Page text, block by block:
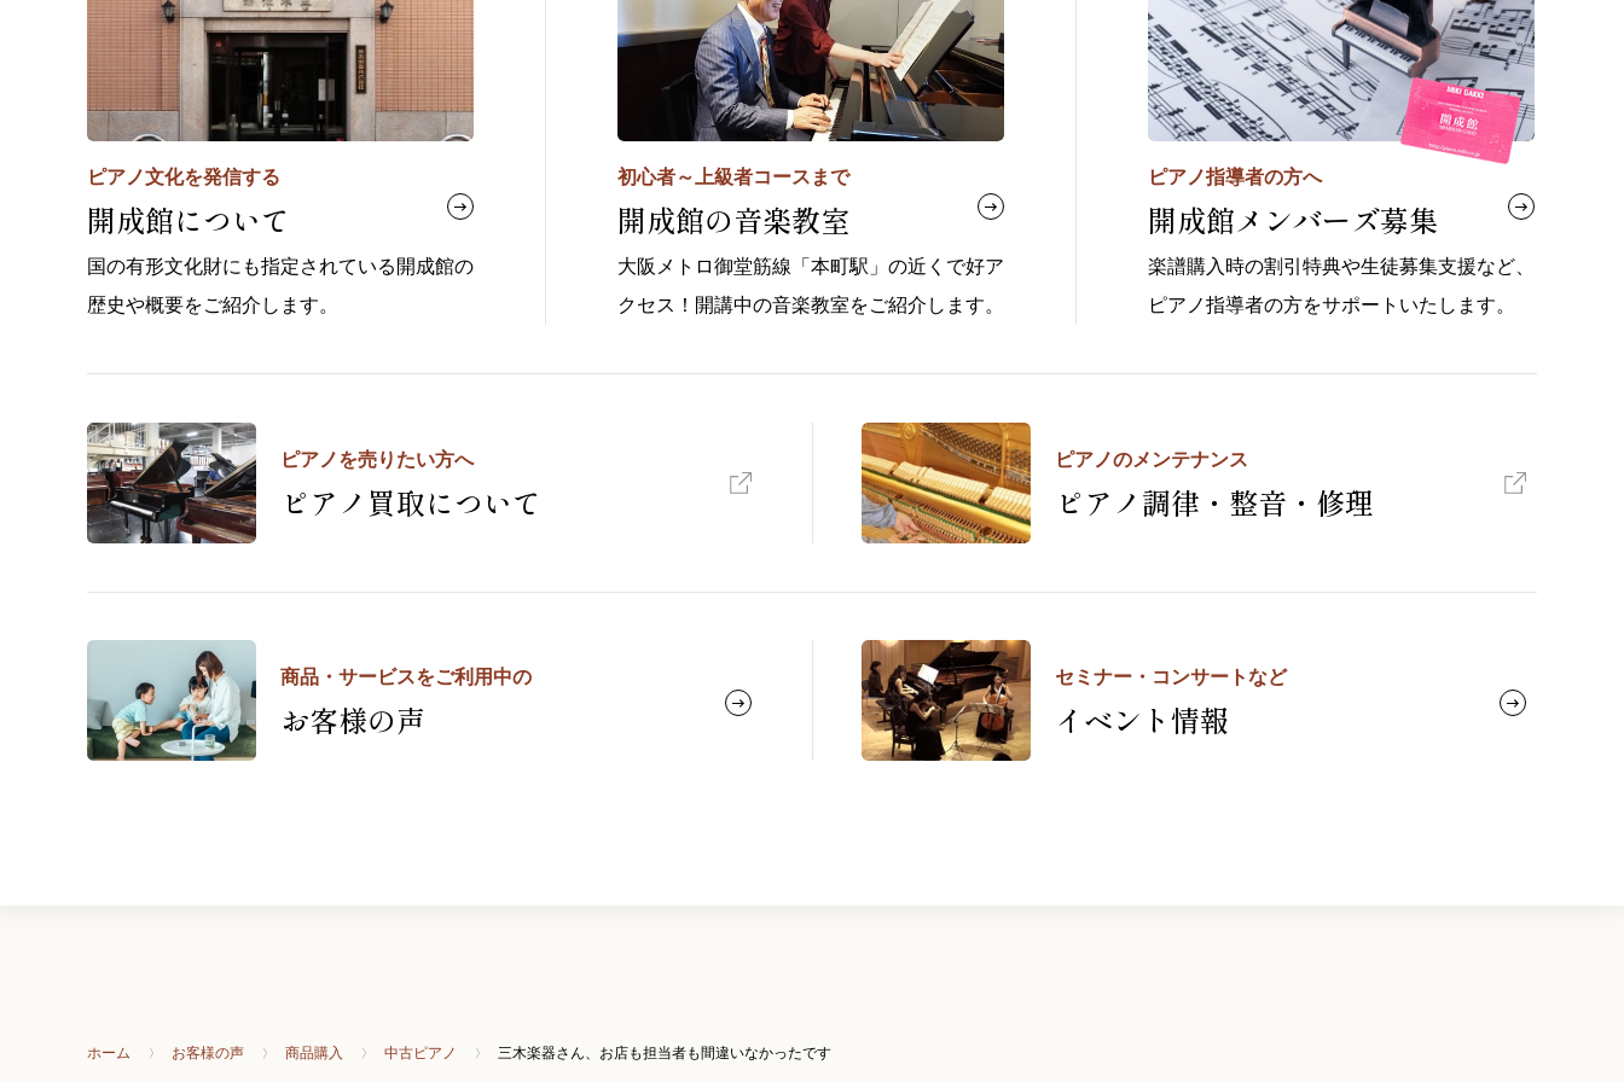
ピアノ文化を発信する
開成館について
国の有形文化財にも指定されている開成館の
歴史や概要をご紹介します。
初心者～上級者コースまで
開成館の音楽教室
大阪メトロ御堂筋線「本町駅」の近くで好ア
クセス！開講中の音楽教室をご紹介します。
ピアノ指導者の方へ
開成館メンバーズ募集
楽譜購入時の割引特典や生徒募集支援など、
ピアノ指導者の方をサポートいたします。
ピアノを売りたい方へ
ピアノ買取について
ピアノのメンテナンス
ピアノ調律・整音・修理
商品・サービスをご利用中の
お客様の声
セミナー・コンサートなど
イベント情報
ホーム お客様の声 商品購入 中古ピアノ 三木楽器さん、お店も担当者も間違いなかったです